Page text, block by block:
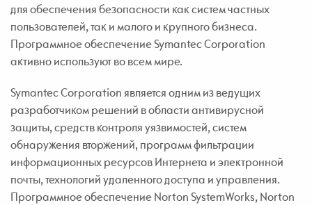
для обеспечения безопасности как систем частных
пользователей, так и малого и крупного бизнеса.
Программное обеспечение Symantec Corporation
активно используют во всем мире.
Symantec Corporation является одним из ведущих
разработчиком решений в области антивирусной
защиты, средств контроля уязвимостей, систем
обнаружения вторжений, программ фильтрации
информационных ресурсов Интернета и электронной
почты, технологий удаленного доступа и управления.
Программное обеспечение Norton SystemWorks, Norton